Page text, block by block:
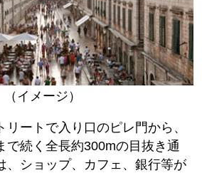
（イメージ）
リートで入り口のピレ門から、
で続く全長約300mの目抜き通
、ショップ、カフェ、銀行等が